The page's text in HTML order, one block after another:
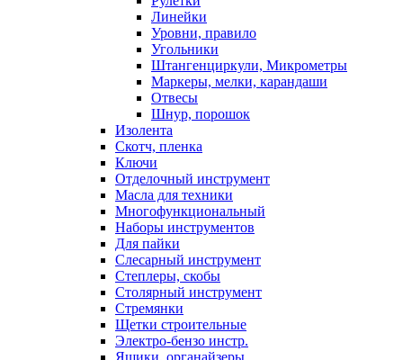
Линейки
Уровни, правило
Угольники
Штангенциркули, Микрометры
Маркеры, мелки, карандаши
Отвесы
Шнур, порошок
Изолента
Скотч, пленка
Ключи
Отделочный инструмент
Масла для техники
Многофункциональный
Наборы инструментов
Для пайки
Слесарный инструмент
Степлеры, скобы
Столярный инструмент
Стремянки
Щетки строительные
Электро-бензо инстр.
Ящики, органайзеры